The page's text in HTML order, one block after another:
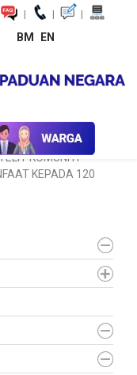
| | |
BM EN
Kenyataan / Siaran
KOMUNITI
KEPADA 120